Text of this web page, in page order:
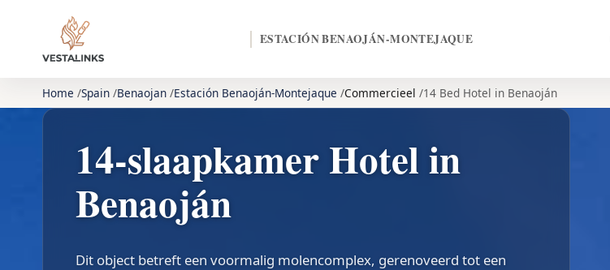
ESTACIÓN BENAOJÁN-MONTEJAQUE
Home Spain Benaojan Estación Benaoján-Montejaque Commercieel 14 Bed Hotel in Benaoján
14-slaapkamer Hotel in
Benaoján
Dit object betreft een voormalig molencomplex, gerenoveerd tot een